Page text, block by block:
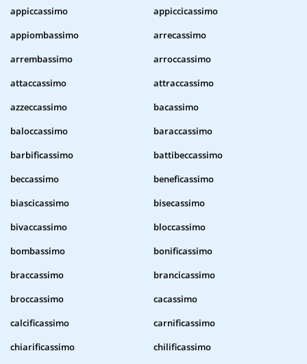
appiccassimo
appiccicassimo
appiombassimo
arrecassimo
arrembassimo
arroccassimo
attaccassimo
attraccassimo
azzeccassimo
bacassimo
baloccassimo
baraccassimo
barbificassimo
battibeccassimo
beccassimo
beneficassimo
biascicassimo
bisecassimo
bivaccassimo
bloccassimo
bombassimo
bonificassimo
braccassimo
brancicassimo
broccassimo
cacassimo
calcificassimo
carnificassimo
chiarificassimo
chilificassimo